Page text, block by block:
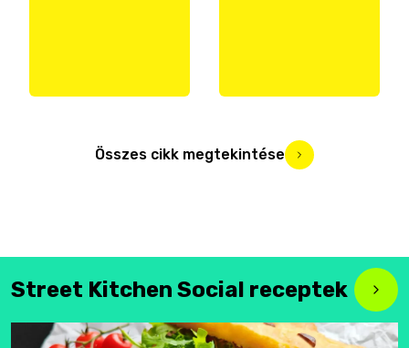
Összes cikk megtekintése
Street Kitchen Social receptek